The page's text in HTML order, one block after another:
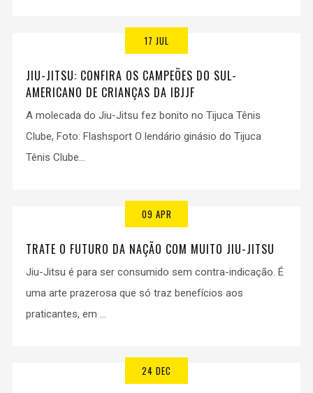
17 JUL
JIU-JITSU: CONFIRA OS CAMPEÕES DO SUL-
AMERICANO DE CRIANÇAS DA IBJJF
A molecada do Jiu-Jitsu fez bonito no Tijuca Tênis
Clube, Foto: Flashsport O lendário ginásio do Tijuca
Tênis Clube...
09 APR
TRATE O FUTURO DA NAÇÃO COM MUITO JIU-JITSU
Jiu-Jitsu é para ser consumido sem contra-indicação. É
uma arte prazerosa que só traz benefícios aos
praticantes, em ...
24 DEC